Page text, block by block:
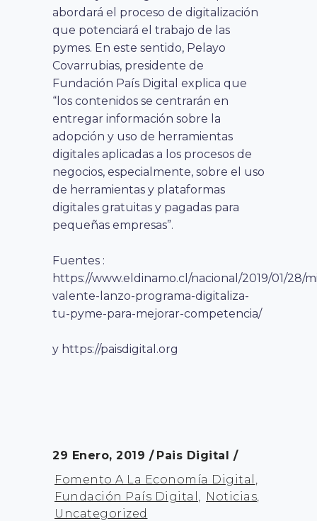
abordará el proceso de digitalización
que potenciará el trabajo de las
pymes. En este sentido, Pelayo
Covarrubias, presidente de
Fundación País Digital explica que
“los contenidos se centrarán en
entregar información sobre la
adopción y uso de herramientas
digitales aplicadas a los procesos de
negocios, especialmente, sobre el uso
de herramientas y plataformas
digitales gratuitas y pagadas para
pequeñas empresas”.
Fuentes :
https://www.eldinamo.cl/nacional/2019/01/28/
valente-lanzo-programa-digitaliza-
tu-pyme-para-mejorar-competencia/
y https://paisdigital.org
29 Enero, 2019
Pais Digital
Fomento A La Economía Digital ,
Fundación País Digital , Noticias,
Uncategorized